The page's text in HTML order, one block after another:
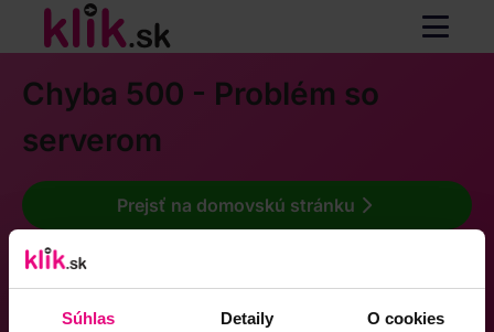
Súhlas Detaily O cookies
Chyba 500 - Problém so
serverom
Prejsť na domovskú stránku